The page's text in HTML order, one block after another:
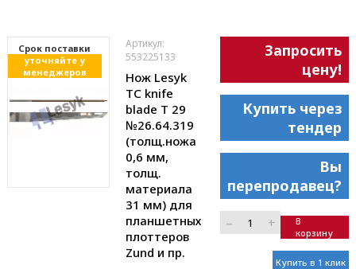
Cрок поставки
уточняйте у
менеджеров
Артикул:
553225133
Нож Lesyk
TC knife
blade T 29
№26.64.319
(толщ.ножа
0,6 мм,
толщ.
материала
31 мм) для
планшетных
плоттеров
Zund и пр.
Запросить
цену!
Купить через
тендер
Вы
перепродавец?
– +
В
корзину
Купить в 1 клик